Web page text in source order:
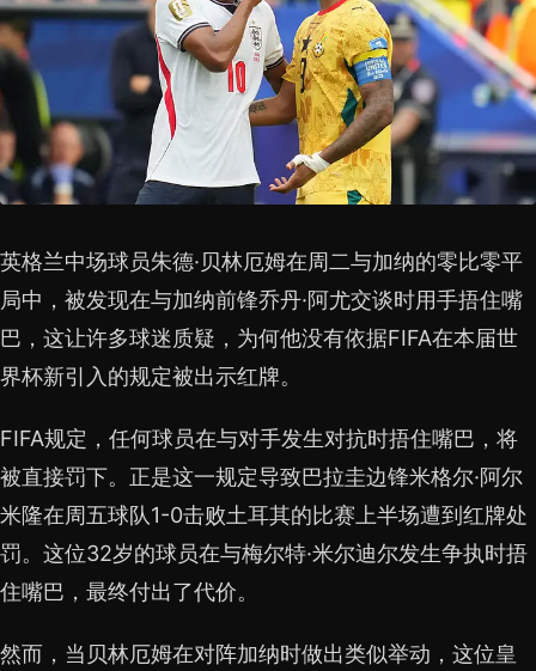
英格兰中场球员朱德·贝林厄姆在周二与加纳的零比零平
局中，被发现在与加纳前锋乔丹·阿尤交谈时用手捂住嘴
巴，这让许多球迷质疑，为何他没有依据FIFA在本届世
界杯新引入的规定被出示红牌。
FIFA规定，任何球员在与对手发生对抗时捂住嘴巴，将
被直接罚下。正是这一规定导致巴拉圭边锋米格尔·阿尔
米隆在周五球队1-0击败土耳其的比赛上半场遭到红牌处
罚。这位32岁的球员在与梅尔特·米尔迪尔发生争执时捂
住嘴巴，最终付出了代价。
然而，当贝林厄姆在对阵加纳时做出类似举动，这位皇